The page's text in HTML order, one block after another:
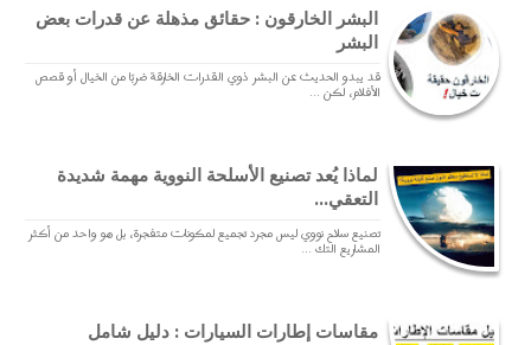
البشر الخارقون : حقائق مذهلة عن قدرات بعض
البشر
قد يبدو الحديث عن البشر ذوي القدرات الخارقة ضربًا من الخيال أو قصص
الأفلام، لكن ...
لماذا يُعد تصنيع الأسلحة النووية مهمة شديدة
التعقي...
تصنيع سلاح نووي ليس مجرد تجميع لمكونات متفجرة، بل هو واحد من أكثر
المشاريع التك ...
مقاسات إطارات السيارات : دليل شامل